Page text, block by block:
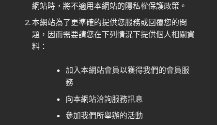
網站時，將不適用本網站的隱私權保護政策。
本網站為了更準確的提供您服務或回覆您的問
題，因而需要請您在下列情況下提供個人相關資
料：
加入本網站會員以獲得我們的會員服
務
向本網站洽詢服務訊息
參加我們所舉辦的活動